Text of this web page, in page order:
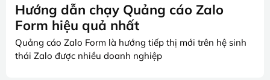
Hướng dẫn chạy Quảng cáo Zalo
Form hiệu quả nhất
Quảng cáo Zalo Form là hướng tiếp thị mới trên hệ sinh
thái Zalo được nhiều doanh nghiệp